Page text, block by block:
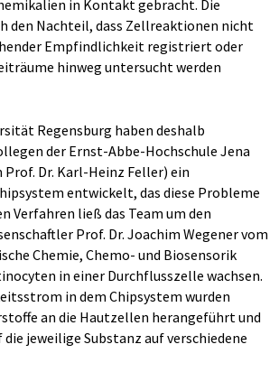
in Kontakt gebracht. Die
den Nachteil, dass Zellreaktionen nicht
Empfindlichkeit registriert oder
hinweg untersucht werden
Regensburg haben deshalb
der Ernst-Abbe-Hochschule Jena
Dr. Karl-Heinz Feller) ein
entwickelt, das diese Probleme
Verfahren ließ das Team um den
Prof. Dr. Joachim Wegener vom
Chemie, Chemo- und Biosensorik
in einer Durchflusszelle wachsen.
in dem Chipsystem wurden
an die Hautzellen herangeführt und
jeweilige Substanz auf verschiedene